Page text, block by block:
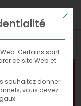
Ce
Certains sont
ce site Web et
souhaitez donner
vous devez